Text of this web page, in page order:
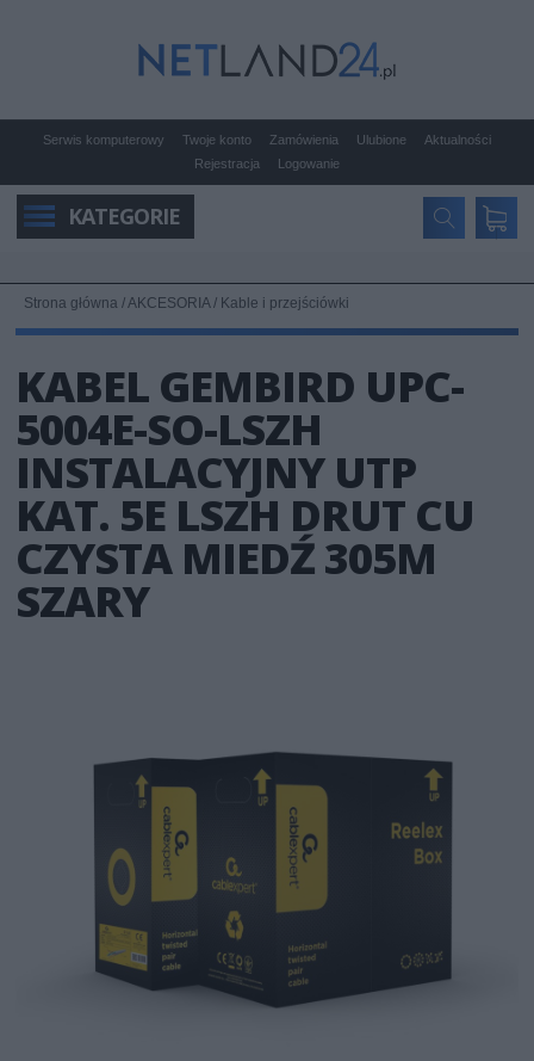
Serwis komputerowy Twoje konto Zamówienia Ulubione
Aktualności
Rejestracja
Logowanie
KATEGORIE
Strona główna /AKCESORIA/ Kable i przejściówki
KABEL GEMBIRD UPC-
5004E-SO-LSZH
INSTALACYJNY UTP
KAT. 5E LSZH DRUT CU
CZYSTA MIEDŹ 305M
SZARY